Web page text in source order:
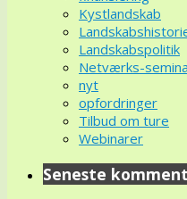
Kystlandskab
Landskabspolitik
Netværks-
nyt
opfordringer
Tilbud om ture
Webinarer
Seneste